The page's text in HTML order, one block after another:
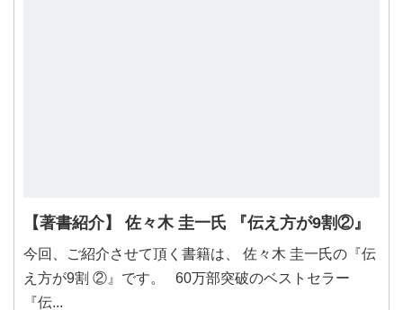
【著書紹介】 佐々木 圭一氏 『伝え方が9割②』
今回、ご紹介させて頂く書籍は、 佐々木 圭一氏の『伝
え方が9割 ②』です。 60万部突破のベストセラー
『伝...